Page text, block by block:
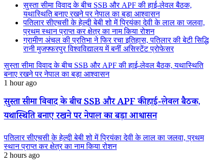
सुस्ता सीमा विवाद के बीच SSB और APF की हाई-लेवल बैठक,
यथास्थिति बनाए रखने पर नेपाल का बड़ा आश्वासन
पतिलार सीएचसी के हेल्दी बेबी शो में प्रियंका देवी के लाल का जलवा,
प्रथम स्थान प्राप्त कर क्षेत्र का नाम किया रोशन
ग्रामीण अंचल की प्रतिभा ने फिर रचा इतिहास, पतिलार की बेटी सिद्धि
रानी मुजफ्फरपुर विश्वविद्यालय में बनीं असिस्टेंट प्रोफेसर
सुस्ता सीमा विवाद के बीच SSB और APF की हाई-लेवल बैठक, यथास्थिति
बनाए रखने पर नेपाल का बड़ा आश्वासन
1 hour ago
सुस्ता सीमा विवाद के बीच SSB और APF की हाई-लेवल बैठक,
यथास्थिति बनाए रखने पर नेपाल का बड़ा आश्वासन
पतिलार सीएचसी के हेल्दी बेबी शो में प्रियंका देवी के लाल का जलवा, प्रथम
स्थान प्राप्त कर क्षेत्र का नाम किया रोशन
2 hours ago